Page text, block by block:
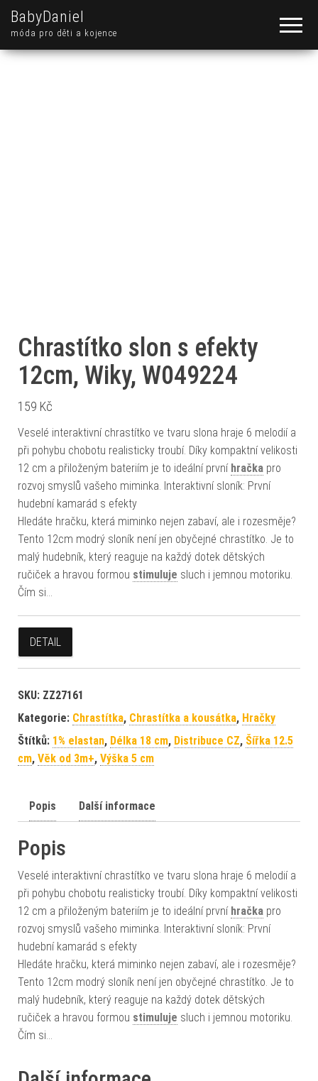
BabyDaniel
móda pro děti a kojence
Chrastítko slon s efekty
12cm, Wiky, W049224
159 Kč
Veselé interaktivní chrastítko ve tvaru slona hraje 6 melodií a
při pohybu chobotu realisticky troubí. Díky kompaktní velikosti
12 cm a přiloženým bateriím je to ideální první hračka pro
rozvoj smyslů vašeho miminka. Interaktivní sloník: První
hudební kamarád s efekty
Hledáte hračku, která miminko nejen zabaví, ale i rozesměje?
Tento 12cm modrý sloník není jen obyčejné chrastítko. Je to
malý hudebník, který reaguje na každý dotek dětských
ručiček a hravou formou stimuluje sluch i jemnou motoriku.
Čím si…
DETAIL
SKU: ZZ27161
Kategorie: Chrastítka, Chrastítka a kousátka, Hračky
Štítků: 1% elastan, Délka 18 cm, Distribuce CZ, Šířka 12.5
cm, Věk od 3m+, Výška 5 cm
Popis Další informace
Popis
Veselé interaktivní chrastítko ve tvaru slona hraje 6 melodií a
při pohybu chobotu realisticky troubí. Díky kompaktní velikosti
12 cm a přiloženým bateriím je to ideální první hračka pro
rozvoj smyslů vašeho miminka. Interaktivní sloník: První
hudební kamarád s efekty
Hledáte hračku, která miminko nejen zabaví, ale i rozesměje?
Tento 12cm modrý sloník není jen obyčejné chrastítko. Je to
malý hudebník, který reaguje na každý dotek dětských
ručiček a hravou formou stimuluje sluch i jemnou motoriku.
Čím si…